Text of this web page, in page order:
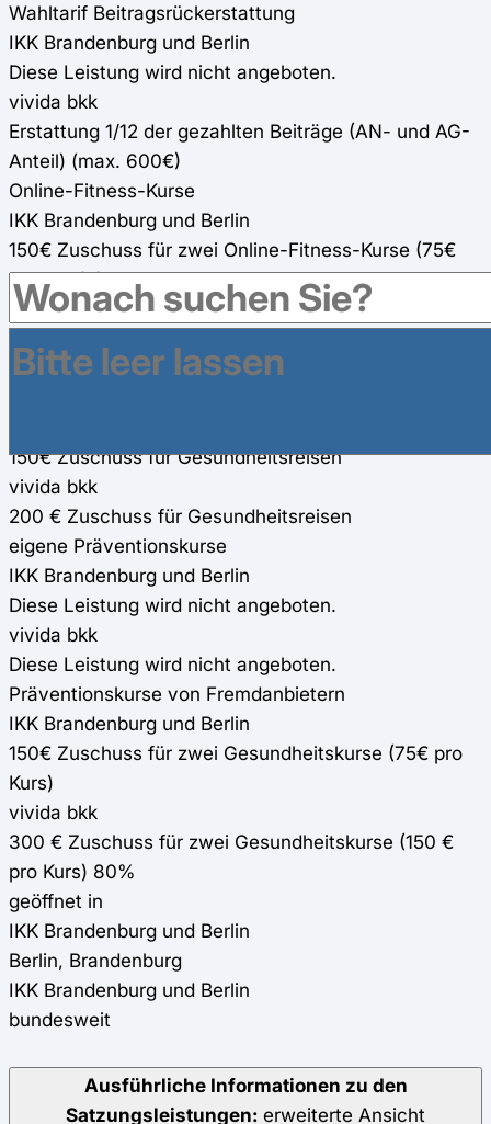
Wahltarif Beitragsrückerstattung
IKK Brandenburg und Berlin
Diese Leistung wird nicht angeboten.
vivida bkk
Erstattung 1/12 der gezahlten Beiträge (AN- und AG-
Anteil) (max. 600€)
Online-Fitness-Kurse
IKK Brandenburg und Berlin
150€ Zuschuss für zwei Online-Fitness-Kurse (75€
pro Kurs) (werden für andere Präventionsmaßnahmen
mit angerechnet)
Kurse von Gymondo und Fitbase (100%)
150€ Zuschuss für Gesundheitsreisen
vivida bkk
200 € Zuschuss für Gesundheitsreisen
eigene Präventionskurse
IKK Brandenburg und Berlin
Diese Leistung wird nicht angeboten.
vivida bkk
Diese Leistung wird nicht angeboten.
Präventionskurse von Fremdanbietern
IKK Brandenburg und Berlin
150€ Zuschuss für zwei Gesundheitskurse (75€ pro
Kurs)
vivida bkk
300 € Zuschuss für zwei Gesundheitskurse (150 €
pro Kurs) 80%
geöffnet in
IKK Brandenburg und Berlin
Berlin, Brandenburg
IKK Brandenburg und Berlin
bundesweit
Ausführliche Informationen zu den
Satzungsleistungen: erweiterte Ansicht